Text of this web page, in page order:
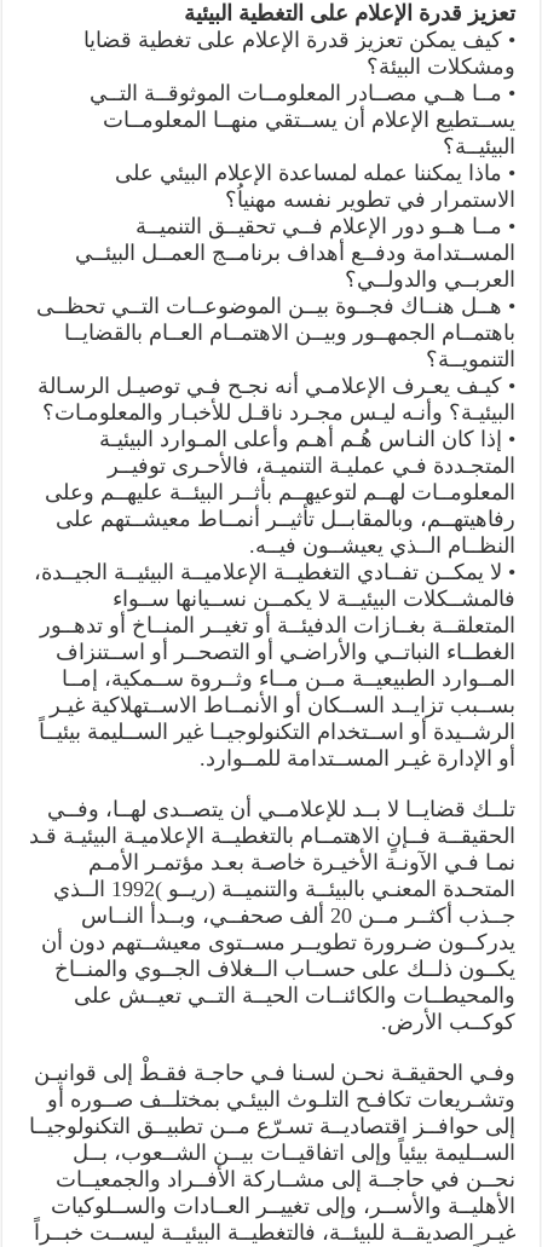
تعزيز قدرة الإعلام على التغطية البيئية
• كيف يمكن تعزيز قدرة الإعلام على تغطية قضايا
ومشكلات البيئة؟
• مــا هــي مصــادر المعلومــات الموثوقــة التــي
يســتطيع الإعلام أن يســتقي منهــا المعلومــات
البيئيــة؟
• ماذا يمكننا عمله لمساعدة الإعلام البيئي على
الاستمرار في تطوير نفسه مهنياُ؟
• مــا هــو دور الإعلام فــي تحقيــق التنميــة
المســتدامة ودفــع أهداف برنامــج العمــل البيئــي
العربــي والدولــي؟
• هــل هنــاك فجــوة بيــن الموضوعــات التــي تحظــى
باهتمــام الجمهــور وبيــن الاهتمــام العــام بالقضايــا
التنمويــة؟
• كيـف يعـرف الإعلامـي أنه نجـح فـي توصيـل الرسـالة
البيئيـة؟ وأنـه ليـس مجـرد ناقـل للأخبـار والمعلومـات؟
• إذا كان النـاس هُـم أهـم وأعلى المـوارد البيئيـة
المتجـددة فـي عمليـة التنميـة، فالأحـرى توفيــر
المعلومــات لهــم لتوعيهــم بأثــر البيئــة عليهــم وعلى
رفاهيتهــم، وبالمقابــل تأثيــر أنمــاط معيشــتهم على
النظــام الــذي يعيشــون فيــه.
• لا يمكــن تفــادي التغطيــة الإعلاميــة البيئيــة الجيــدة،
فالمشــكلات البيئيــة لا يكمــن نســيانها ســواء
المتعلقــة بغــازات الدفيئــة أو تغيــر المنــاخ أو تدهــور
الغطــاء النباتــي والأراضـي أو التصحــر أو اســتنزاف
المــوارد الطبيعيــة مــن مــاء وثــروة ســمكية، إمــا
بســبب تزايــد الســكان أو الأنمــاط الاســتهلاكية غيـر
الرشــيدة أو اســتخدام التكنولوجيــا غير الســليمة بيئيــاً
أو الإدارة غيـر المســتدامة للمــوارد.
تلــك قضايــا لا بــد للإعلامــي أن يتصــدى لهــا، وفــي
الحقيقــة فــإنٍ الاهتمــام بالتغطيــة الإعلاميـة البيئيـة قـد
نمـا فـي الآونـة الأخيـرة خاصـة بعـد مؤتمـر الأمـم
المتحـدة المعنـي بالبيئــة والتنميــة (ريــو )1992 الــذي
جــذب أكثــر مــن 20 ألف صحفــي، وبــدأ النــاس
يدركــون ضـرورة تطويــر مســتوى معيشــتهم دون أن
يكــون ذلــك على حســاب الــغلاف الجــوي والمنــاخ
والمحيطــات والكائنــات الحيــة التــي تعيــش على
كوكــب الأرض.
وفـي الحقيقـة نحـن لسـنا فـي حاجـة فقـطْ إلى قوانيـن
وتشـريعات تكافـح التلـوث البيئـي بمختلــف صــوره أو
إلى حوافــز اقتصاديــة تسـرّع مــن تطبيــق التكنولوجيــا
الســليمة بيئياً وإلى اتفاقيــات بيــن الشــعوب، بــل
نحــن في حاجــة إلى مشــاركة الأفــراد والجمعيــات
الأهليــة والأســر، وإلى تغييــر العــادات والســلوكيات
غيـر الصديقــة للبيئــة، فالتغطيــة البيئيــة ليســت خبــراً